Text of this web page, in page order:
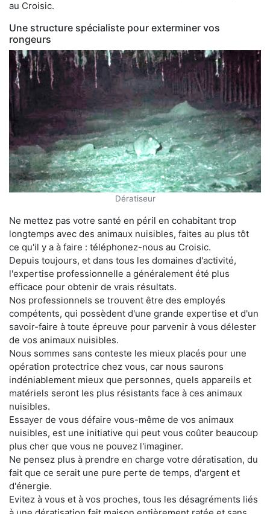
au Croisic.
Une structure spécialiste pour exterminer vos
rongeurs
Dératiseur
Ne mettez pas votre santé en péril en cohabitant trop
longtemps avec des animaux nuisibles, faites au plus tôt
ce qu'il y a à faire : téléphonez-nous au Croisic.
Depuis toujours, et dans tous les domaines d'activité,
l'expertise professionnelle a généralement été plus
efficace pour obtenir de vrais résultats.
Nos professionnels se trouvent être des employés
compétents, qui possèdent d'une grande expertise et d'un
savoir-faire à toute épreuve pour parvenir à vous délester
de vos animaux nuisibles.
Nous sommes sans conteste les mieux placés pour une
opération protectrice chez vous, car nous saurons
indéniablement mieux que personnes, quels appareils et
matériels seront les plus résistants face à ces animaux
nuisibles.
Essayer de vous défaire vous-même de vos animaux
nuisibles, est une initiative qui peut vous coûter beaucoup
plus cher que vous ne pouvez l'imaginer.
Ne pensez plus à prendre en charge votre dératisation, du
fait que ce serait une pure perte de temps, d'argent et
d'énergie.
Evitez à vous et à vos proches, tous les désagréments liés